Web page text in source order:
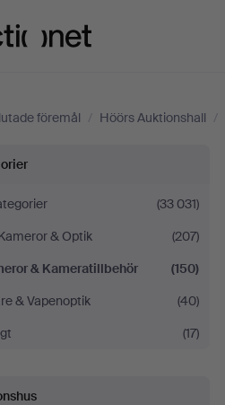
föremål / Höörs Auktionshall /
(33 031)
& Optik
(207)
& Kameratillbehör
(150)
& Vapenoptik
(40)
(17)